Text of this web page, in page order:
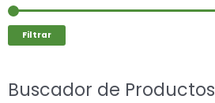
Filtrar
Buscador de Productos